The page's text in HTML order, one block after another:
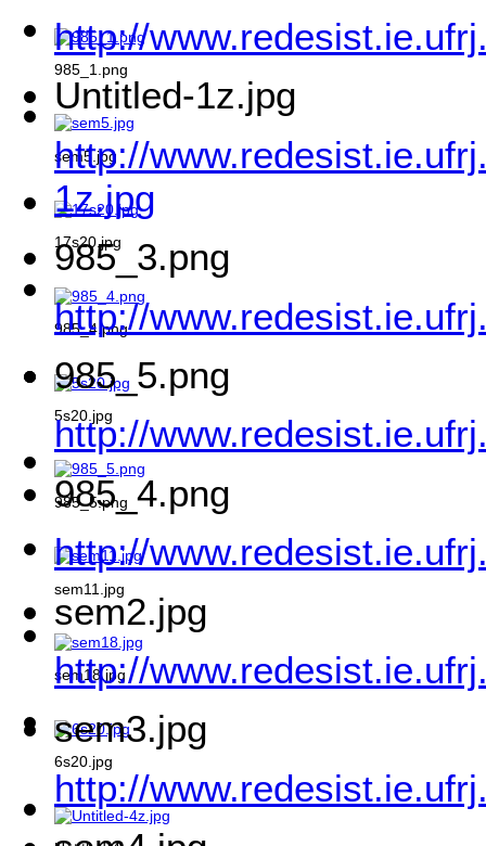
985_1.png
sem5.jpg
17s20.jpg
985_4.png
5s20.jpg
985_5.png
sem11.jpg
sem18.jpg
6s20.jpg
http://
Untitled-1z.jpg
http://
1z.jpg
985_3.png
http://
985_5.png
http://
985_4.png
http://
sem2.jpg
http://
sem3.jpg
http://